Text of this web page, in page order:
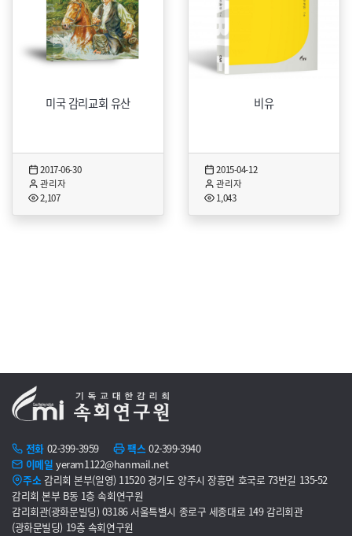
미국 감리교회 유산
2017-06-30
관리자
2,107
비유
2015-04-12
관리자
1,043
전화 02-399-3959 팩스02-399-3940
이메일 yeram1122@hanmail.net
주소감리회 본부(일영) 11520 경기도 양주시 장흥면 호국로 73번길 135-52
감리회 본부 B동 1층 속회연구원
감리회관(광화문빌딩) 03186 서울특별시 종로구 세종대로 149 감리회관
(광화문빌딩) 19층 속회연구원